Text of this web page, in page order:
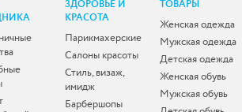
ЗДОРОВЬЕ И
КРАСОТА
Парикмахерские
Салоны красоты
Стиль, визаж,
имидж
Барбершопы
ТОВАРЫ
Женская одежда
Мужская одежда
Детская одежда
Женская обувь
Мужская обувь